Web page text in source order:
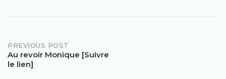
PREVIOUS POST
Au revoir Monique [Suivre
le lien]